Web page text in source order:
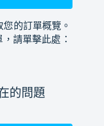
的訂單概覽。
請單擊此處：
的問題